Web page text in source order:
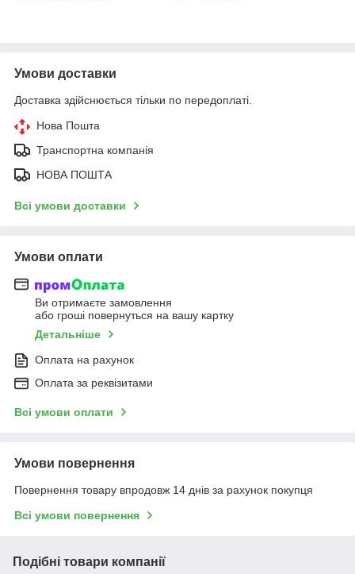
Умови доставки
Доставка здійснюється тільки по передоплаті.
Нова Пошта
Транспортна компанія
НОВА ПОШТА
Всі умови доставки
Умови оплати
Ви отримаєте замовлення
або гроші повернуться на вашу картку
Детальніше
Оплата на рахунок
Оплата за реквізитами
Всі умови оплати
Умови повернення
Повернення товару впродовж 14 днів за рахунок покупця
Всі умови повернення
Подібні товари компанії